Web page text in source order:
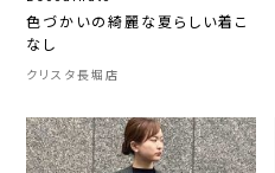
色づかいの綺麗な夏らしい着こ
なし
クリスタ長堀店